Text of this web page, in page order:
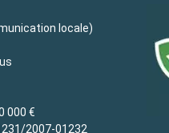
locale)
000 €
2007-01232